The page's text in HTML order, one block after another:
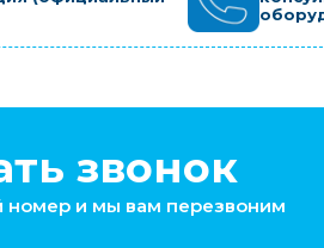
звонок
номер и мы вам перезвоним